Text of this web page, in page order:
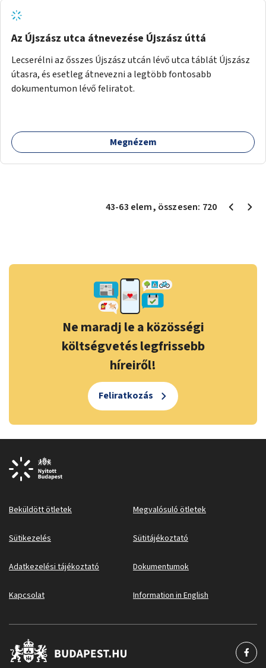
Az Újszász utca átnevezése Újszász úttá
Lecserélni az ősszes Újszász utcán lévő utca táblát Újszász
útasra, és esetleg átnevezni a legtöbb fontosabb
dokumentumon lévő feliratot.
Megnézem
43-63 elem, összesen: 720
Ne maradj le a közösségi
költségvetés legfrissebb
híreiről!
Feliratkozás
Beküldött ötletek Megvalósuló ötletek
Sütikezelés Sütitájékoztató
Adatkezelési tájékoztató Dokumentumok
Kapcsolat Information in English